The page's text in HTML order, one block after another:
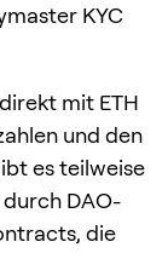
KYC
mit ETH
und den
es teilweise
DAO-
die